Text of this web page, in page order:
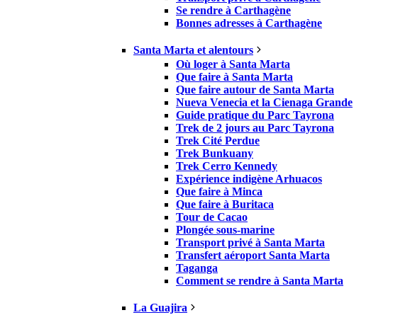
Se rendre à Carthagène
Bonnes adresses à Carthagène
Santa Marta et alentours
Où loger à Santa Marta
Que faire à Santa Marta
Que faire autour de Santa Marta
Nueva Venecia et la Cienaga Grande
Guide pratique du Parc Tayrona
Trek de 2 jours au Parc Tayrona
Trek Cité Perdue
Trek Bunkuany
Trek Cerro Kennedy
Expérience indigène Arhuacos
Que faire à Minca
Que faire à Buritaca
Tour de Cacao
Plongée sous-marine
Transport privé à Santa Marta
Transfert aéroport Santa Marta
Taganga
Comment se rendre à Santa Marta
La Guajira